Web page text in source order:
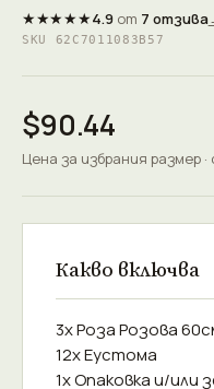
★★★★★4.9от 7 отзива
SKU 62C7011083B57
$90.44
Цена за избрания размер
Какво включва
3x Роза Розова
12x Еустома
1x Опаковка и/или